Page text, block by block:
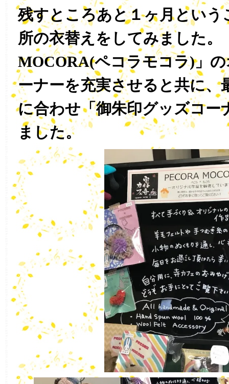
残すところあと１ヶ月という
所の衣替えをしてみました。
MOCORA(ペコラモコラ)」
ーナーを充実させると共に、
に合わせ「御朱印グッズコー
ました。